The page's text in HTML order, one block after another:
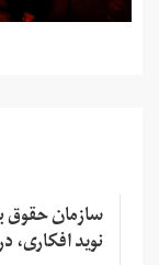
سازمان
نوید افکاری،